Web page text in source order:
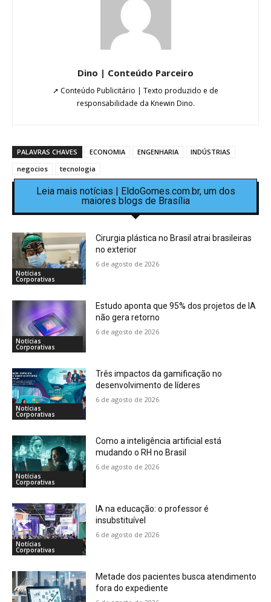
Dino | Conteúdo Parceiro
➚ Conteúdo Publicitário | Texto produzido e de
responsabilidade da Knewin Dino.
PALAVRAS CHAVES ECONOMIA ENGENHARIA
INDÚSTRIAS
negocios
tecnologia
Leia mais notícias | EldoGomes.com.br, um dos
maiores blogs de Brasília
Notícias
Corporativas
Cirurgia plástica no Brasil atrai brasileiras
no exterior
6 de agosto de 2026
Notícias
Corporativas
Estudo aponta que 95% dos projetos de IA
não gera retorno
6 de agosto de 2026
Notícias
Corporativas
Três impactos da gamificação no
desenvolvimento de líderes
6 de agosto de 2026
Notícias
Corporativas
Como a inteligência artificial está
mudando o RH no Brasil
6 de agosto de 2026
Notícias
Corporativas
IA na educação: o professor é
insubstituível
6 de agosto de 2026
Metade dos pacientes busca atendimento
fora do expediente